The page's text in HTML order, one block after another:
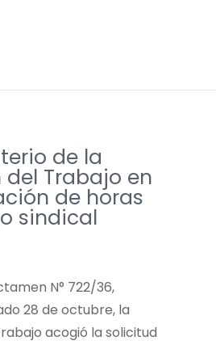
de la
del Trabajo en
de horas
sindical
N° 722/36,
28 de octubre, la
acogió la solicitud